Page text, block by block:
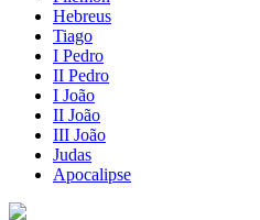
Hebreus
Tiago
I Pedro
II Pedro
I João
II João
III João
Judas
Apocalipse